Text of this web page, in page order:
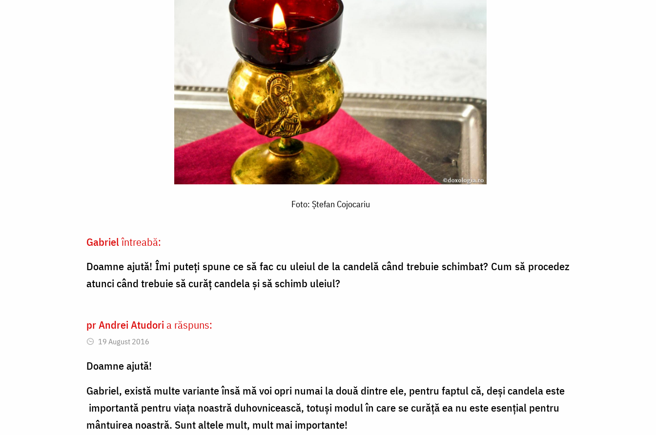
Foto: Ștefan Cojocariu
Gabrielîntreabă:
Doamne ajută! Îmi puteți spune ce să fac cu uleiul de la candelă când trebuie schimbat? Cum să procedez
atunci când trebuie să curăț candela şi să schimb uleiul?
pr Andrei Atudori a răspuns:
19 August 2016
Doamne ajută!
Gabriel, există multe variante însă mă voi opri numai la două dintre ele, pentru faptul că, deși candela este
importantă pentru viața noastră duhovnicească, totuși modul în care se curăță ea nu este esențial pentru
mântuirea noastră. Sunt altele mult, mult mai importante!